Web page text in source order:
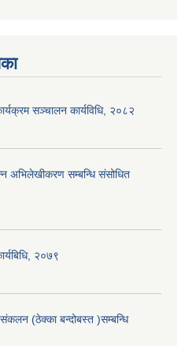
सञ्चालन कार्यविधि, २०८२
अभिलेखीकरण सम्बन्धि संसोधित
२०७९
(ठेक्का बन्दोबस्त )सम्बन्धि